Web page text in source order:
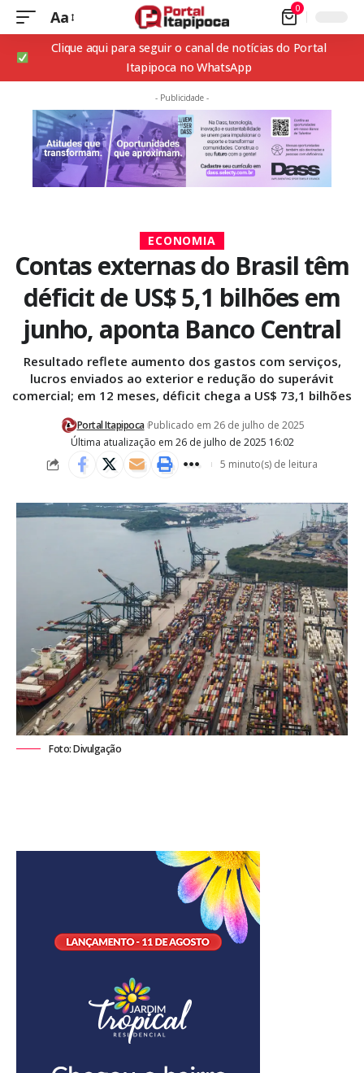
Aa 0
Clique aqui para seguir o canal de notícias do Portal
Itapipoca no WhatsApp
- Publicidade -
ECONOMIA
Contas externas do Brasil têm
déficit de US$ 5,1 bilhões em
junho, aponta Banco Central
Resultado reflete aumento dos gastos com serviços,
lucros enviados ao exterior e redução do superávit
comercial; em 12 meses, déficit chega a US$ 73,1 bilhões
Última atualização em 26 de julho de 2025 16:02
Portal Itapipoca Publicado em 26 de julho de 2025
5 minuto(s) de leitura
Foto: Divulgação